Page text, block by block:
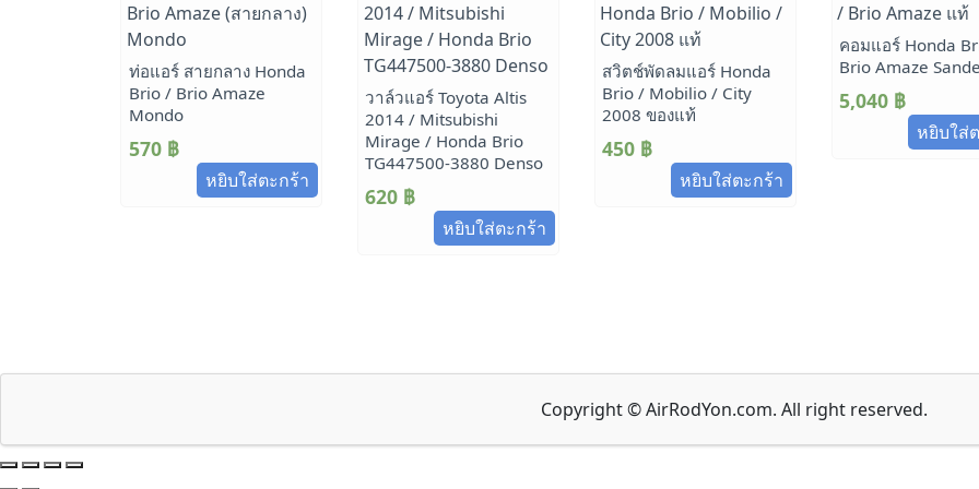
ท่อแอร์ สายกลาง Honda
Brio / Brio Amaze
Mondo
570 ฿
หยิบใส่ตะกร้า
วาล์วแอร์ Toyota Altis
2014 / Mitsubishi
Mirage / Honda Brio
TG447500-3880 Denso
620 ฿
หยิบใส่ตะกร้า
สวิตช์พัดลมแอร์ Honda
Brio / Mobilio / City
2008 ของแท้
450 ฿
หยิบใส่ตะกร้า
คอมแอร์ Honda
Brio Amaze
5,040 ฿
หยิบใส่
Copyright © AirRodYon.com. All right reserved.